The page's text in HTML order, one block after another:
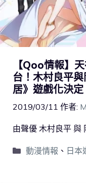
【Qoo情報】
台！木村良平
居》遊戲化決定
2019/03/11 作者:
由聲優 木村良平 與
動漫情報 、 日本